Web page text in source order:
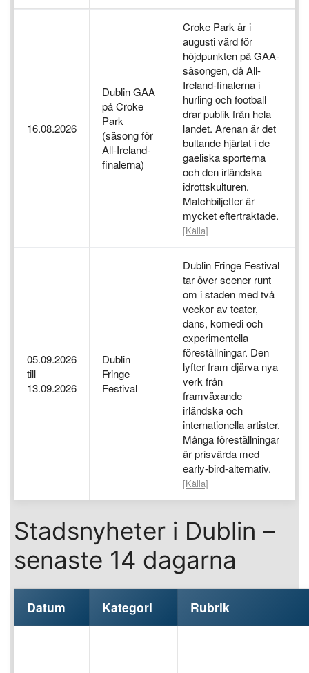
16.08.2026
Dublin GAA
på Croke
Park
(säsong för
All-Ireland-
finalerna)
Croke Park är i
augusti värd för
höjdpunkten på GAA-
säsongen, då All-
Ireland-finalerna i
hurling och football
drar publik från hela
landet. Arenan är det
bultande hjärtat i de
gaeliska sporterna
och den irländska
idrottskulturen.
Matchbiljetter är
mycket eftertraktade.
[Källa]
05.09.2026
till
13.09.2026
Dublin
Fringe
Festival
Dublin Fringe Festival
tar över scener runt
om i staden med två
veckor av teater,
dans, komedi och
experimentella
föreställningar. Den
lyfter fram djärva nya
verk från
framväxande
irländska och
internationella artister.
Många föreställningar
är prisvärda med
early-bird-alternativ.
[Källa]
Stadsnyheter i Dublin –
senaste 14 dagarna
Datum Kategori Rubrik